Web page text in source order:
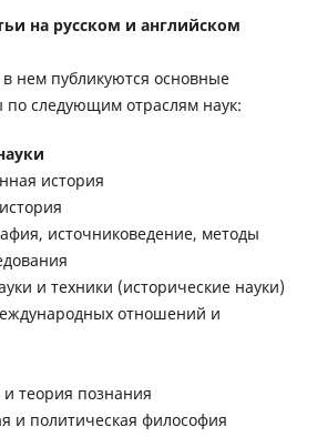
на русском и английском
нем публикуются основные
по следующим отраслям наук:
история
источниковедение, методы
и техники (исторические науки)
отношений и
теория познания
и политическая философия